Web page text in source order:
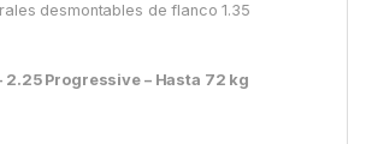
desmontables de flanco 1.35
2.25 Progressive – Hasta 72 kg